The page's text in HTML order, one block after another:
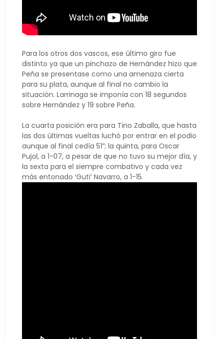
Para los otros dos vascos, ese último giro fue
distinto ya que un pinchazo de Hernández hizo que
Peña se presentase como una amenaza cierta
para su plata, aunque al final no cambio la
situación. Larrinaga se imponía con 18 segundos
sobre Hernández y 19 sobre Peña.
La cuarta posición era para Tino Zaballa, que hasta
las dos últimas vueltas luchó por entrar en el podio
aunque al final cedía 51”; la quinta, para Oscar
Pujol, a 1-07, a pesar de que no tuvo su mejor día, y
la sexta para el siempre combativo y cada vez
más entonado ‘Guti’ Navarro, a 1-15.